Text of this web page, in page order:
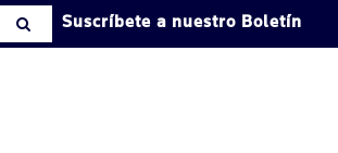
Suscríbete a nuestro Boletín